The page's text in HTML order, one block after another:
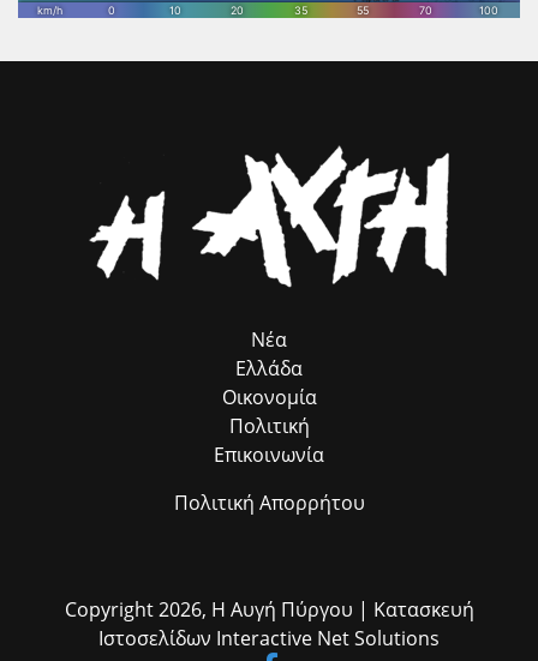
ανθρώπους που μπορούν να σκέφτονται κριτικά, να διακρίνουν την
συνεχίσετε να μαθαίνετε, να σκέφτεστε και να ονειρεύεστε. Να
αναζητάτε την επιστημονική γνώση που απελευθερώνει και αλλάζει
τον κόσμο. Μα πάνω απ’ όλα, να παραμείνετε άνθρωποι με
ενσυναίσθηση, διάθεση για προσφορά και ανοιχτό μυαλό. Η νέα σας
ζωή αρχίζει τώρα — και είναι δική σας ευθύνη και δικό σας δικαίωμα
να της δώσετε το νόημα που εσείς επιθυμείτε. Το μέλλον δεν ανήκει
μόνο σε εκείνους που γνωρίζουν να χειρίζονται τα εργαλεία της
εποχής τους, αλλά και σε εκείνους που γνωρίζουν για ποιον σκοπό
Νέα
Ελλάδα
Οικονομία
Πολιτική
Επικοινωνία
Πολιτική Απορρήτου
Copyright 2026, Η Αυγή Πύργου | Κατασκευή
Ιστοσελίδων Interactive Net Solutions